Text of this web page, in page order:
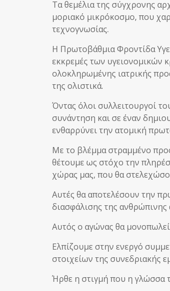
Τα θεμέλια της σύγχρονης
μοριακό μικρόκοσμο, που
τεχνογνωσίας.
Η Πρωτοβάθμια Φροντίδα
εκκρεμές των υγειονομικών
ολοκληρωμένης ιατρικής
της ολιστικά.
Όντας όλοι συλλειτουργοί
συνάντηση και σε έναν
ενθαρρύνει την ατομική
Με το βλέμμα στραμμένο
θέτουμε ως στόχο την
χώρας μας, που θα
Αυτές θα αποτελέσουν την
διασφάλισης της ανθρώπινης
Αυτός ο αγώνας θα
Ελπίζουμε στην ενεργό
στοιχείων της συνεδριακής
Ήρθε η στιγμή που η γλώσσα